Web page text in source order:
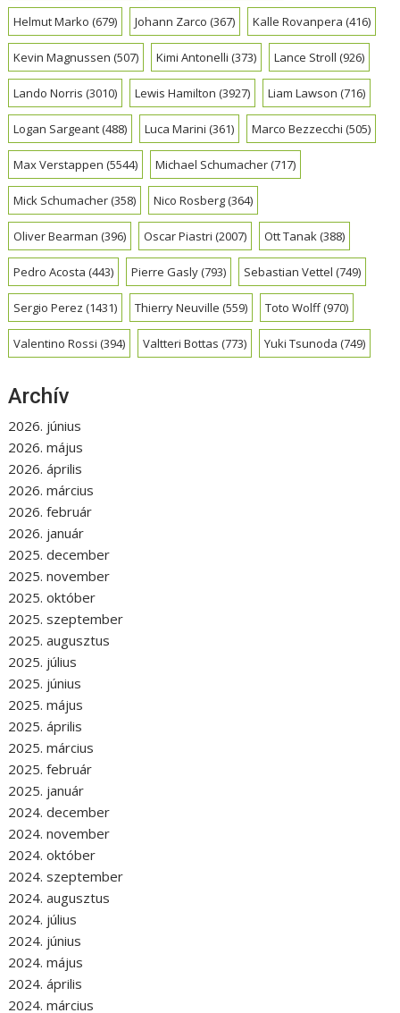
Helmut Marko (679) Johann Zarco (367) Kalle Rovanpera (416)
Kevin Magnussen (507) Kimi Antonelli (373) Lance Stroll (926)
Lando Norris (3010) Lewis Hamilton (3927) Liam Lawson (716)
Logan Sargeant(488) Luca Marini (361) Marco Bezzecchi (505)
Max Verstappen (5544) Michael Schumacher(717)
Mick Schumacher(358) Nico Rosberg(364)
Oliver Bearman (396) Oscar Piastri (2007) Ott Tanak(388)
Pedro Acosta (443) Pierre Gasly(793) Sebastian Vettel (749)
Sergio Perez (1431) Thierry Neuville (559) Toto Wolff(970)
Valentino Rossi (394) Valtteri Bottas (773) Yuki Tsunoda (749)
Archív
2026. június
2026. május
2026. április
2026. március
2026. február
2026. január
2025. december
2025. november
2025. október
2025. szeptember
2025. augusztus
2025. július
2025. június
2025. május
2025. április
2025. március
2025. február
2025. január
2024. december
2024. november
2024. október
2024. szeptember
2024. augusztus
2024. július
2024. június
2024. május
2024. április
2024. március